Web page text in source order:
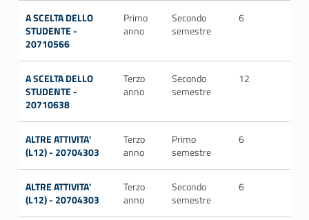
A SCELTA DELLO
STUDENTE -
20710566
Primo
anno
Secondo
semestre
6
A SCELTA DELLO
STUDENTE -
20710638
Terzo
anno
Secondo
semestre
12
ALTRE ATTIVITA'
(L12) - 20704303
Terzo
anno
Primo
semestre
6
ALTRE ATTIVITA'
(L12) - 20704303
Terzo
anno
Secondo
semestre
6